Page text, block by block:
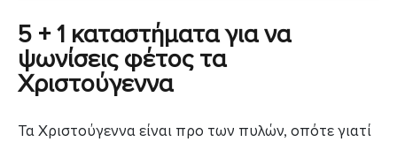
5 + 1 καταστήματα για να
ψωνίσεις φέτος τα
Χριστούγεννα
Τα Χριστούγεννα είναι προ των πυλών, οπότε γιατί